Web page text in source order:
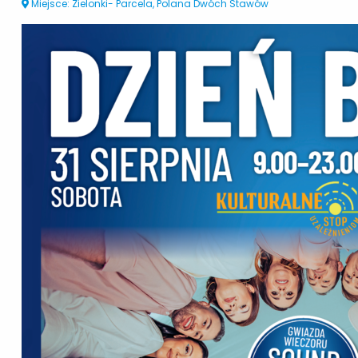
Miejsce: Zielonki- Parcela, Polana Dwóch Stawów